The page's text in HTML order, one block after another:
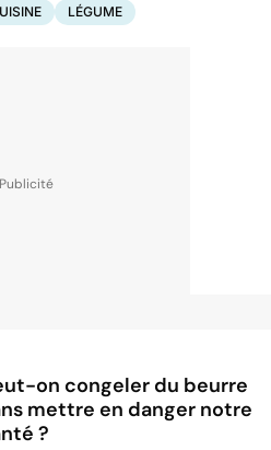
LÉGUME
on congeler du beurre
mettre en danger notre
?